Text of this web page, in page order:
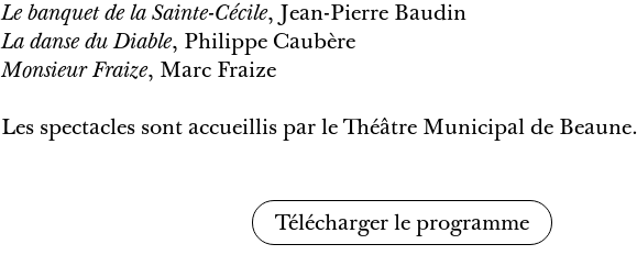
Le banquet de la Sainte-Cécile, Jean-Pierre Baudin
La danse du Diable, Philippe Caubère
Monsieur Fraize, Marc Fraize
Les spectacles sont accueillis par le Théâtre Municipal de Beaune.
Télécharger le programme